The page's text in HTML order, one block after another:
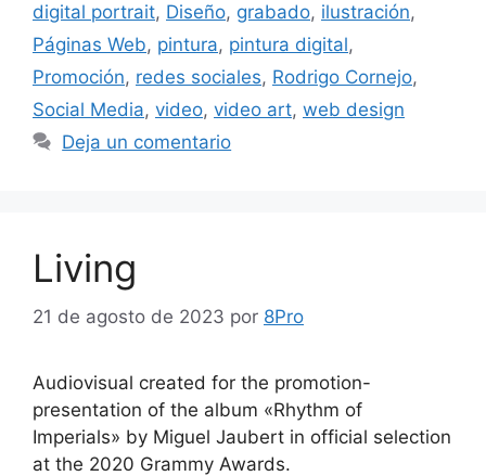
digital portrait, Diseño, grabado, ilustración,
Páginas Web, pintura, pintura digital,
Promoción, redes sociales, Rodrigo Cornejo,
Social Media, video, video art, web design
Deja un comentario
Living
21 de agosto de 2023 por 8Pro
Audiovisual created for the promotion-
presentation of the album «Rhythm of
Imperials» by Miguel Jaubert in official selection
at the 2020 Grammy Awards.